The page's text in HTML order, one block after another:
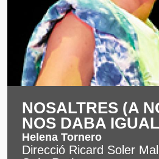
NOSALTRES (A
NOS DABA
Helena Tornero
Direcció Ricard Soler